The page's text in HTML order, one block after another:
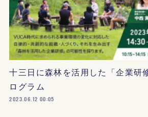
十三日に森林を活用した「企業研
ログラム
2023.06.12 00:05